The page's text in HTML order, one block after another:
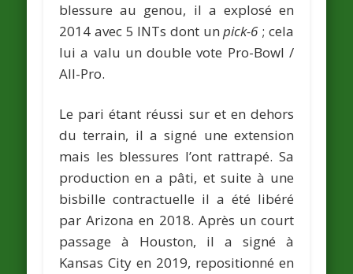
blessure au genou, il a explosé en
2014 avec 5 INTs dont unpick-6; cela
lui a valu un double vote Pro-Bowl /
All-Pro.
Le pari étant réussi sur et en dehors
du terrain, il a signé une extension
mais les blessures l’ont rattrapé. Sa
production en a pâti, et suite à une
bisbille contractuelle il a été libéré
par Arizona en 2018. Après un court
passage à Houston, il a signé à
Kansas City en 2019, repositionné en